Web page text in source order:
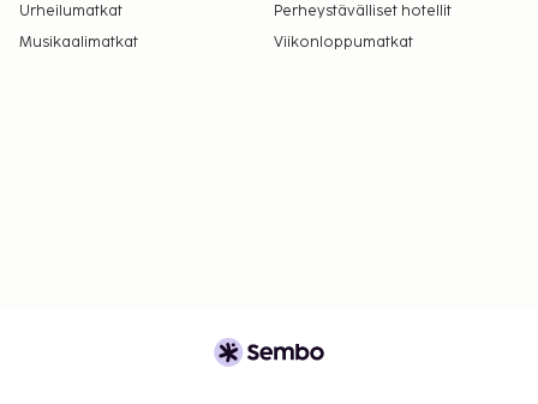
Urheilumatkat
Perheystävälliset hotellit
Musikaalimatkat
Viikonloppumatkat